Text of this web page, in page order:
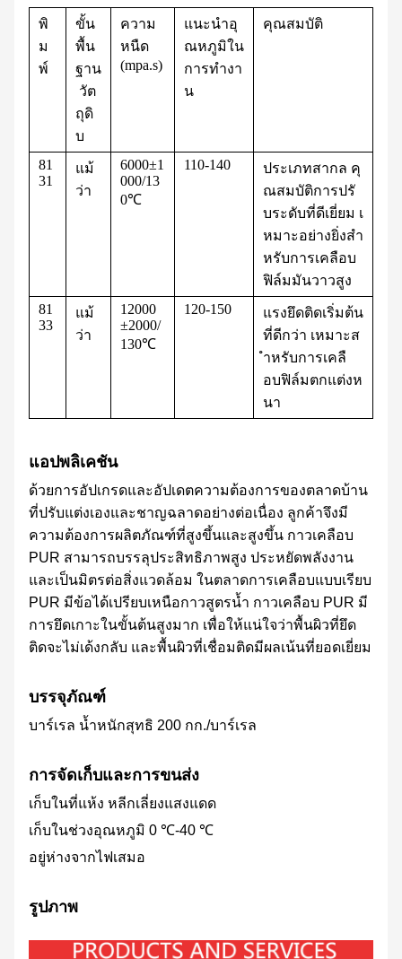
พิ
ม
พ์
ขั้น
พื้น
ฐาน
วัต
ถุดิ
บ
ความ
หนืด
(mpa.s)
แนะนำอุ
ณหภูมิใน
การทำงา
น
คุณสมบัติ
81
31
แม้
ว่า
6000±1
000/13
0℃
110-140
ประเภทสากล คุ
ณสมบัติการปรั
บระดับที่ดีเยี่ยม เ
หมาะอย่างยิ่งสำ
หรับการเคลือบ
ฟิล์มมันวาวสูง
81
33
แม้
ว่า
12000
±2000/
130℃
120-150
แรงยึดติดเริ่มต้น
ที่ดีกว่า เหมาะส
ำหรับการเคลื
อบฟิล์มตกแต่งห
นา
แอปพลิเคชัน
ด้วยการอัปเกรดและอัปเดตความต้องการของตลาดบ้าน
ที่ปรับแต่งเองและชาญฉลาดอย่างต่อเนื่อง ลูกค้าจึงมี
ความต้องการผลิตภัณฑ์ที่สูงขึ้นและสูงขึ้น กาวเคลือบ
PUR สามารถบรรลุประสิทธิภาพสูง ประหยัดพลังงาน
และเป็นมิตรต่อสิ่งแวดล้อม ในตลาดการเคลือบแบบเรียบ
PUR มีข้อได้เปรียบเหนือกาวสูตรน้ำ กาวเคลือบ PUR มี
การยึดเกาะในขั้นต้นสูงมาก เพื่อให้แน่ใจว่าพื้นผิวที่ยึด
ติดจะไม่เด้งกลับ และพื้นผิวที่เชื่อมติดมีผลเน้นที่ยอดเยี่ยม
บรรจุภัณฑ์
บาร์เรล น้ำหนักสุทธิ 200 กก./บาร์เรล
การจัดเก็บและการขนส่ง
เก็บในที่แห้ง หลีกเลี่ยงแสงแดด
เก็บในช่วงอุณหภูมิ 0 ℃-40 ℃
อยู่ห่างจากไฟเสมอ
รูปภาพ